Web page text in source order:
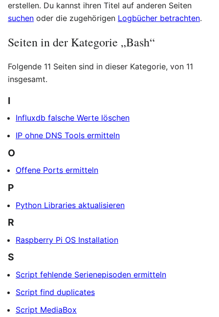
erstellen. Du kannst ihren Titel auf anderen Seiten
suchen oder die zugehörigen Logbücher betrachten.
Seiten in der Kategorie „Bash“
Folgende 11 Seiten sind in dieser Kategorie, von 11
insgesamt.
I
Influxdb falsche Werte löschen
IP ohne DNS Tools ermitteln
O
Offene Ports ermitteln
P
Python Libraries aktualisieren
R
Raspberry Pi OS Installation
S
Script fehlende Serienepisoden ermitteln
Script find duplicates
Script MediaBox